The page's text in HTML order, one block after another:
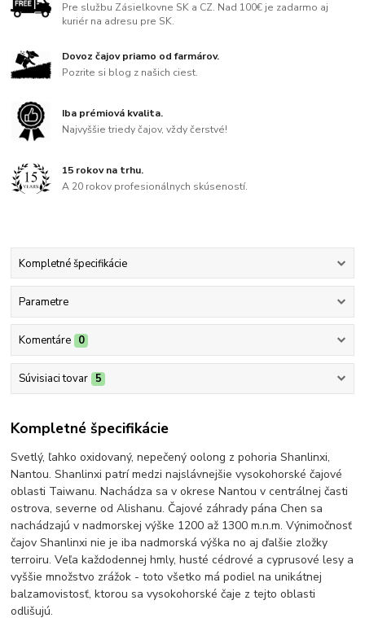
Pre službu Zásielkovne SK a CZ. Nad 100€ je zadarmo aj
kuriér na adresu pre SK.
Dovoz čajov priamo od farmárov.
Pozrite si blog z našich ciest.
Iba prémiová kvalita.
Najvyššie triedy čajov, vždy čerstvé!
15 rokov na trhu.
A 20 rokov profesionálnych skúseností.
Kompletné špecifikácie
Parametre
Komentáre 0
Súvisiaci tovar 5
Kompletné špecifikácie
Svetlý, ľahko oxidovaný, nepečený oolong z pohoria Shanlinxi,
Nantou. Shanlinxi patrí medzi najslávnejšie vysokohorské čajové
oblasti Taiwanu. Nachádza sa v okrese Nantou v centrálnej časti
ostrova, severne od Alishanu. Čajové záhrady pána Chen sa
nachádzajú v nadmorskej výške 1200 až 1300 m.n.m. Výnimočnosť
čajov Shanlinxi nie je iba nadmorská výška no aj ďalšie zložky
terroiru. Veľa každodennej hmly, husté cédrové a cyprusové lesy a
vyššie množstvo zrážok - toto všetko má podiel na unikátnej
balzamovistosť, ktorou sa vysokohorské čaje z tejto oblasti
odlišujú.